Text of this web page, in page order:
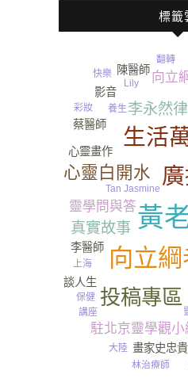
標籤
黃
向立
生活
投稿專區
心靈白開水
李永然
真實故事
靈學問與答
駐北京靈學觀小
向立
李醫師
畫家史忠
蔡醫師
心靈畫作
影音
談人生
陳醫師
林治療師
養生
Tan Jasmine
保健
上海
Lily
翻轉
講座
大陸
彩妝
快樂